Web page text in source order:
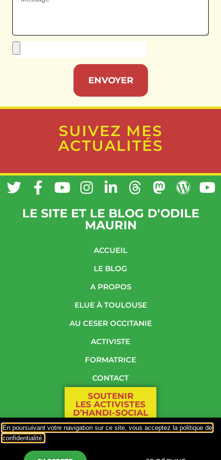
ENVOYER
SUIVEZ MES
ACTUALITÉS
LE SITE ET LE BLOG D'ODILE
MAURIN
ACCUEIL
LE BLOG
A PROPOS
ELUE À TOULOUSE
AU CESER OCCITANIE
ACTIVISTE
FORMATRICE
CONTACT
SOUTENIR
LES ACTIVISTES
D’HANDI-SOCIAL
Politique de confidentialité
En poursuivant votre navigation sur ce site, vous acceptez la politique de
confidentialité.